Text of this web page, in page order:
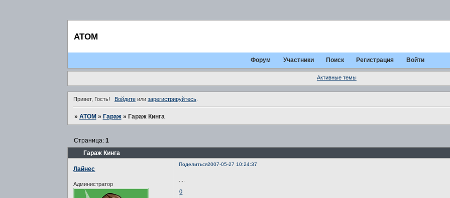
ATOM
Форум Участники Поиск Регистрация Войти
Активные темы
Привет, Гость! Войдитеили зарегистрируйтесь.
» ATOM » Гараж » Гараж Кинга
Гараж Кинга
Страница: 1
Поделиться2007-05-27 10:24:37
Лайнес
Администратор
0